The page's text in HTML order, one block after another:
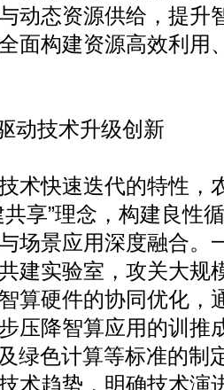
动态资源供给，提升
面构建资源高效利用
技术升级创新
快速迭代的特性，
享”理念，构建良性
场景应用深度融合。
建实验室，攻关大规
算硬件的协同优化，
压降智算应用的训推
绿色计算等标准的制
术趋势，明确技术演